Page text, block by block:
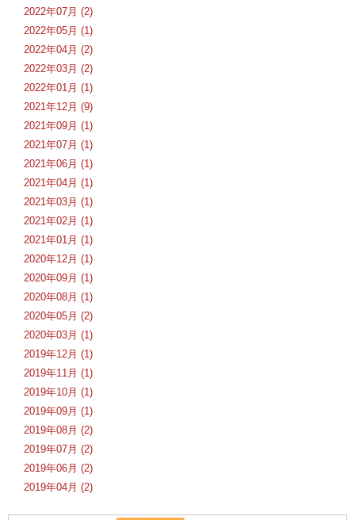
2022年07月 (2)
2022年05月 (1)
2022年04月 (2)
2022年03月 (2)
2022年01月 (1)
2021年12月 (9)
2021年09月 (1)
2021年07月 (1)
2021年06月 (1)
2021年04月 (1)
2021年03月 (1)
2021年02月 (1)
2021年01月 (1)
2020年12月 (1)
2020年09月 (1)
2020年08月 (1)
2020年05月 (2)
2020年03月 (1)
2019年12月 (1)
2019年11月 (1)
2019年10月 (1)
2019年09月 (1)
2019年08月 (2)
2019年07月 (2)
2019年06月 (2)
2019年04月 (2)